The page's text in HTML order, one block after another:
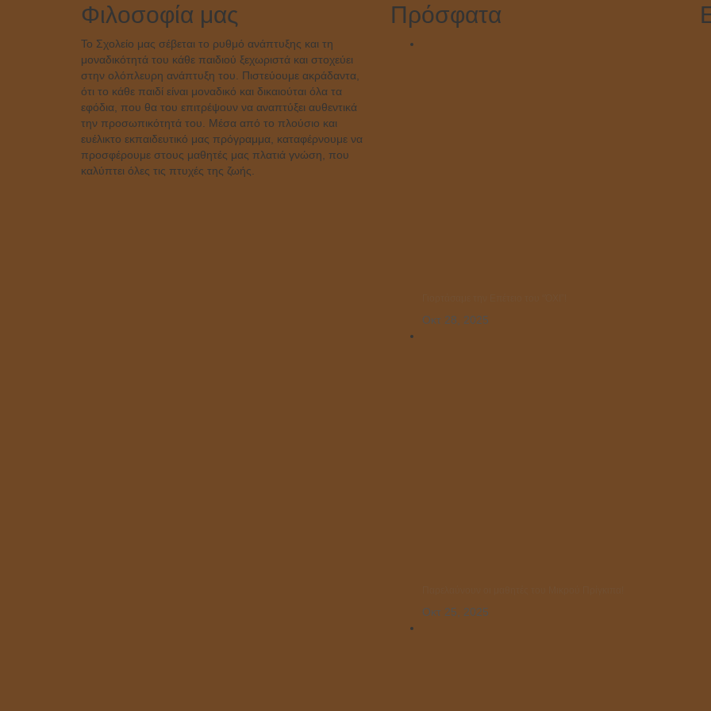
navigation
Φιλοσοφία μας
Το Σχολείο μας σέβεται το ρυθμό ανάπτυξης και τη
μοναδικότητά του κάθε παιδιού ξεχωριστά και στοχεύει
στην ολόπλευρη ανάπτυξη του. Πιστεύουμε ακράδαντα,
ότι το κάθε παιδί είναι μοναδικό και δικαιούται όλα τα
εφόδια, που θα του επιτρέψουν να αναπτύξει αυθεντικά
την προσωπικότητά του. Μέσα από το πλούσιο και
ευέλικτο εκπαιδευτικό μας πρόγραμμα, καταφέρνουμε να
προσφέρουμε στους μαθητές μας πλατιά γνώση, που
καλύπτει όλες τις πτυχές της ζωής.
Πρόσφατα
Οκτ 28, 2025
Οκτ 25, 2025